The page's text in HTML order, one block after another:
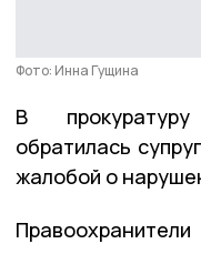
Фото: Инна Гущина
В
обратилась
жалобой о